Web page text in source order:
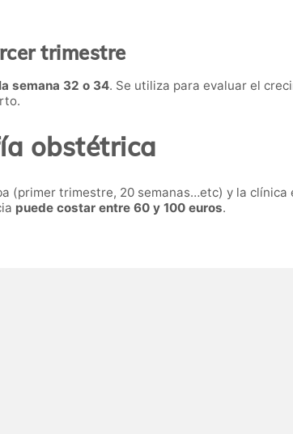
trimestre
semana 32 o 34. Se utiliza para evaluar el
obstétrica
(primer trimestre, 20 semanas…etc) y la clínica
puede costar entre 60 y 100 euros.